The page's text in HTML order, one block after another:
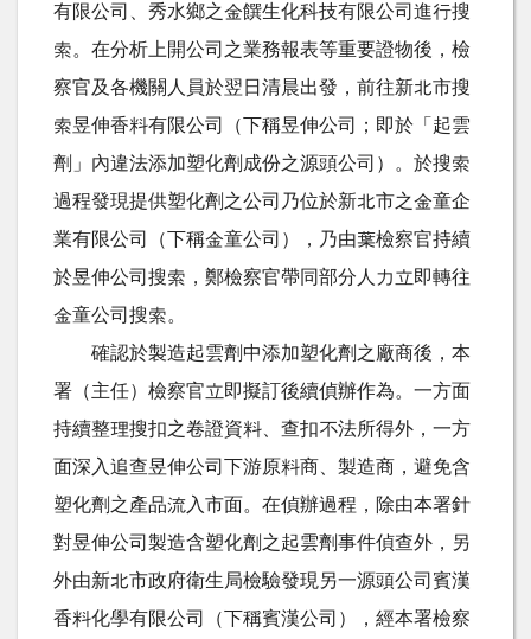
有限公司、秀水鄉之金饌生化科技有限公司進行搜
索。在分析上開公司之業務報表等重要證物後，檢
察官及各機關人員於翌日清晨出發，前往新北市搜
索昱伸香料有限公司（下稱昱伸公司；即於「起雲
劑」內違法添加塑化劑成份之源頭公司）。於搜索
過程發現提供塑化劑之公司乃位於新北市之金童企
業有限公司（下稱金童公司），乃由葉檢察官持續
於昱伸公司搜索，鄭檢察官帶同部分人力立即轉往
金童公司搜索。
確認於製造起雲劑中添加塑化劑之廠商後，本
署（主任）檢察官立即擬訂後續偵辦作為。一方面
持續整理搜扣之卷證資料、查扣不法所得外，一方
面深入追查昱伸公司下游原料商、製造商，避免含
塑化劑之產品流入市面。在偵辦過程，除由本署針
對昱伸公司製造含塑化劑之起雲劑事件偵查外，另
外由新北市政府衛生局檢驗發現另一源頭公司賓漢
香料化學有限公司（下稱賓漢公司），經本署檢察